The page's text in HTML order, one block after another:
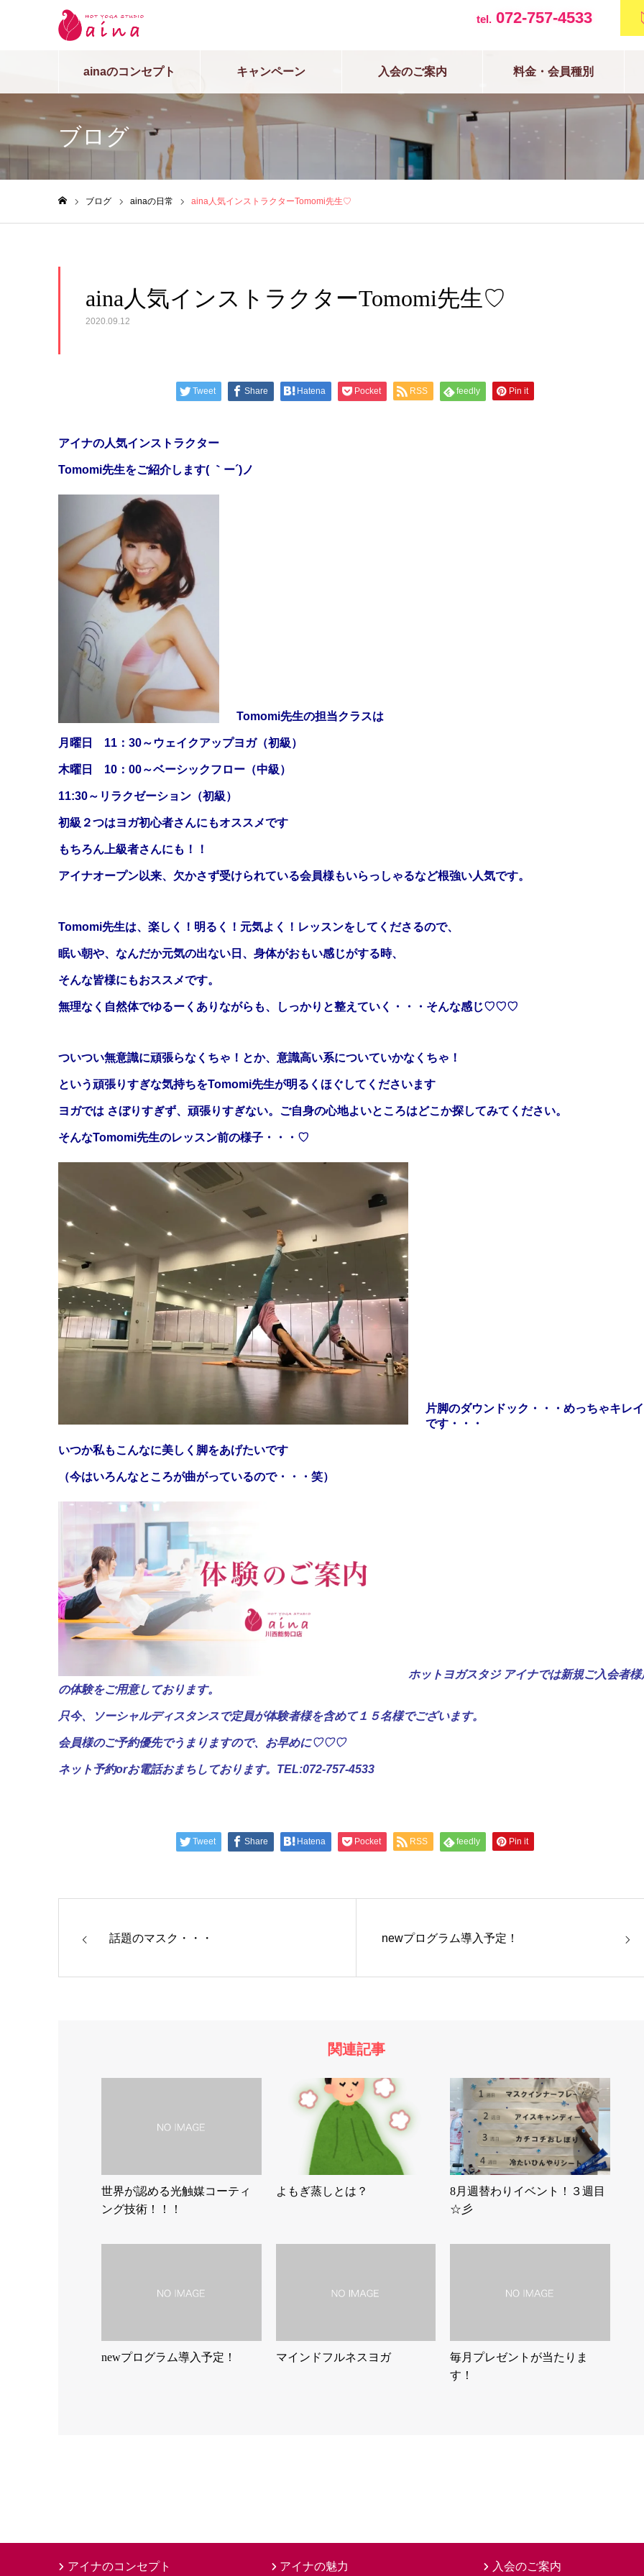
tel.072-757-4533
ainaのコンセプト キャンペーン 入会のご案内 料金・会員種別
ブログ
ブログ ainaの日常 aina人気インストラクターTomomi先生♡
aina人気インストラクターTomomi先生♡
2020.09.12
Tweet Share Hatena Pocket RSS feedly Pin it
アイナの人気インストラクター
Tomomi先生をご紹介します( ｀ー´)ノ
Tomomi先生の担当クラスは
月曜日 11：30～ウェイクアップヨガ（初級）
木曜日 10：00～ベーシックフロー（中級）
11:30～リラクゼーション（初級）
初級２つはヨガ初心者さんにもオススメです
もちろん上級者さんにも！！
アイナオープン以来、欠かさず受けられている会員様もいらっしゃるなど根強い人気です。
Tomomi先生は、楽しく！明るく！元気よく！レッスンをしてくださるので、
眠い朝や、なんだか元気の出ない日、身体がおもい感じがする時、
そんな皆様にもおススメです。
無理なく自然体でゆるーくありながらも、しっかりと整えていく・・・そんな感じ♡♡♡
ついつい無意識に頑張らなくちゃ！とか、意識高い系についていかなくちゃ！
という頑張りすぎな気持ちをTomomi先生が明るくほぐしてくださいます
ヨガでは さぼりすぎず、頑張りすぎない。ご自身の心地よいところはどこか探してみてください。
そんなTomomi先生のレッスン前の様子・・・♡
片脚のダウンドック・・・めっちゃキレイ
です・・・
いつか私もこんなに美しく脚をあげたいです
（今はいろんなところが曲がっているので・・・笑）
ホットヨガスタジ アイナでは新規ご入会者様
の体験をご用意しております。
只今、ソーシャルディスタンスで定員が体験者様を含めて１５名様でございます。
会員様のご予約優先でうまりますので、お早めに♡♡♡
ネット予約orお電話おまちしております。TEL:072-757-4533
Tweet Share Hatena Pocket RSS feedly Pin it
話題のマスク・・・ newプログラム導入予定！
関連記事
世界が認める光触媒コーティ
ング技術！！！
よもぎ蒸しとは？
8月週替わりイベント！３週目
☆彡
newプログラム導入予定！ マインドフルネスヨガ
毎月プレゼントが当たりま
す！
アイナのコンセプト アイナの魅力 入会のご案内